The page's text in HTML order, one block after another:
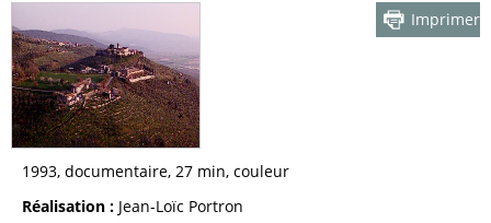
Imprimer
1993, documentaire, 27 min, couleur
Réalisation : Jean-Loïc Portron